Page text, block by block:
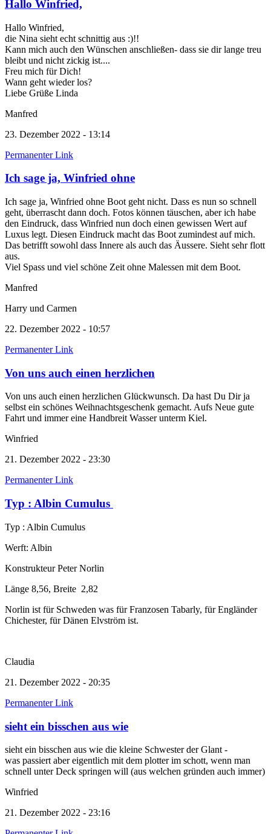
Hallo Winfried,
Hallo Winfried,
die Nina sieht echt schnittig aus :)!!
Kann mich auch den Wünschen anschließen- dass sie dir lange treu
bleibt und nicht zickig ist....
Freu mich für Dich!
Wann geht wieder los?
Liebe Grüße Linda
Manfred
23. Dezember 2022 - 13:14
Permanenter Link
Ich sage ja, Winfried ohne
Ich sage ja, Winfried ohne Boot geht nicht. Dass es nun so schnell
geht, überrascht dann doch. Fotos können täuschen, aber ich habe
den Eindruck, dass Winfried nun doch einen gewissen Wert auf
Luxus legt. Diesen Eindruck macht das Boot zumindest auf mich.
Das betrifft sowohl dass Innere als auch das Äussere. Sieht sehr flott
aus.
Viel Spass und viel schöne Zeit ohne Malessen mit dem Boot.
Manfred
Harry und Carmen
22. Dezember 2022 - 10:57
Permanenter Link
Von uns auch einen herzlichen
Von uns auch einen herzlichen Glückwunsch. Da hast Du Dir ja
selbst ein schönes Weihnachtsgeschenk gemacht. Aufs Neue gute
Fahrt und immer eine Handbreit Wasser unterm Kiel.
Winfried
21. Dezember 2022 - 23:30
Permanenter Link
Typ : Albin Cumulus
Typ : Albin Cumulus
Werft: Albin
Konstrukteur Peter Norlin
Länge 8,56, Breite 2,82
Norlin ist für Schweden was für Franzosen Tabarly, für Engländer
Chichester, für Dänen Elvström ist.
Claudia
21. Dezember 2022 - 20:35
Permanenter Link
sieht ein bisschen aus wie
sieht ein bisschen aus wie die kleine Schwester der Glant -
was passiert aber eigentlich mit dem plotter im schott, wenn man
schnell unter Deck springen will (aus welchen gründen auch immer)
Winfried
21. Dezember 2022 - 23:16